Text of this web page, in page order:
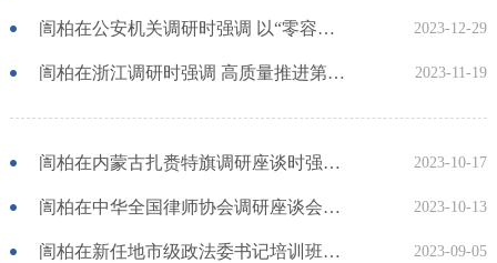
訚柏在公安机关调研时强调 以“零容忍”的态度对待食品安全案件 确保人民群众过一个欢乐祥和的节日 2023-12-29
訚柏在浙江调研时强调 高质量推进第二批主题教育 进一步提升服务发展能力 2023-11-19
訚柏在内蒙古扎赉特旗调研座谈时强调 ​高质量开展第二批主题教育 全面推进乡村振兴工作 筑牢北疆安全屏障 2023-10-17
訚柏在中华全国律师协会调研座谈会上强调 坚持正确政治方向 依法规范诚信执业 不断推进新时代律师工作高质量发展 2023-10-13
訚柏在新任地市级政法委书记培训班开班式上强调 学深悟透习近平新时代中国特色社会主义思想 忠实履行好新时代政法工作职责使命 2023-09-05